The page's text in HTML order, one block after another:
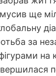
ще
за
на